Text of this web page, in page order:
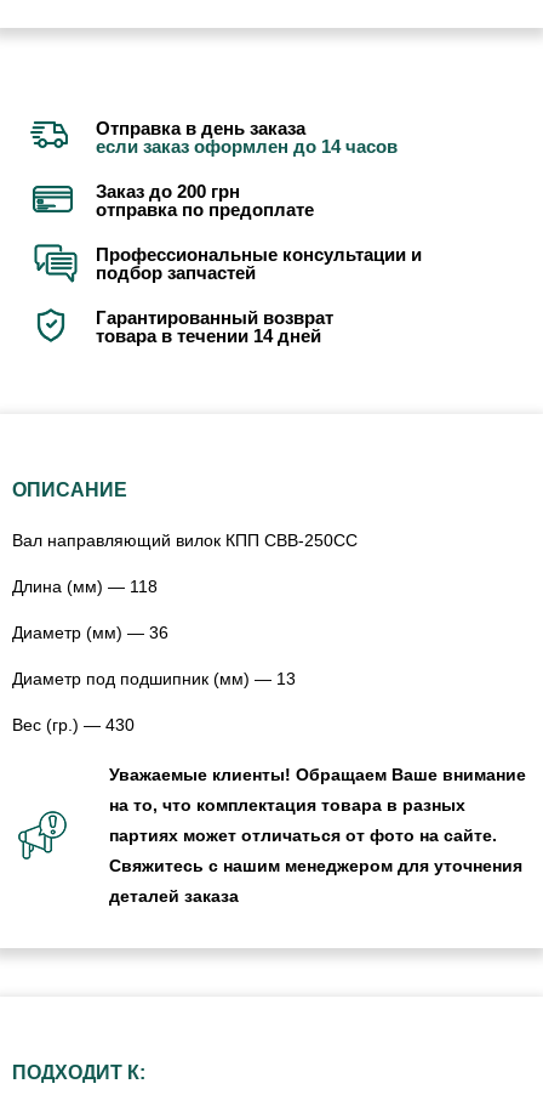
Отправка в день заказа
если заказ оформлен до 14 часов
Заказ до 200 грн
отправка по предоплате
Профессиональные консультации и
подбор запчастей
Гарантированный возврат
товара в течении 14 дней
ОПИСАНИЕ
Вал направляющий вилок КПП СВВ-250СС
Длина (мм) — 118
Диаметр (мм) — 36
Диаметр под подшипник (мм) — 13
Вес (гр.) — 430
Уважаемые клиенты! Обращаем Ваше внимание
на то, что комплектация товара в разных
партиях может отличаться от фото на сайте.
Свяжитесь с нашим менеджером для уточнения
деталей заказа
ПОДХОДИТ К: